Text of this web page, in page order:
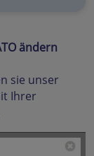
ändern
sie unser
Ihrer